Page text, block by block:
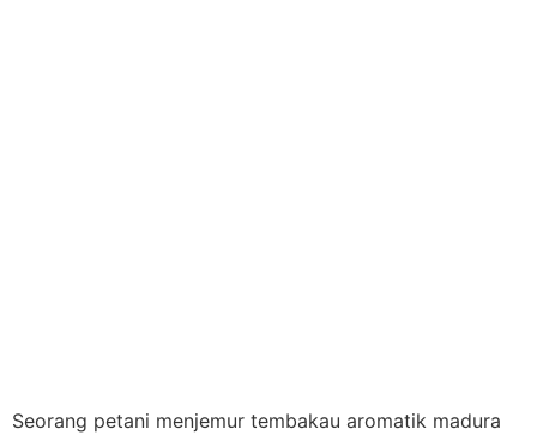
Seorang petani menjemur tembakau aromatik madura